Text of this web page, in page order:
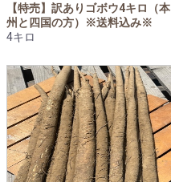
【特売】訳ありゴボウ4キロ（本
州と四国の方）※送料込み※
4キロ